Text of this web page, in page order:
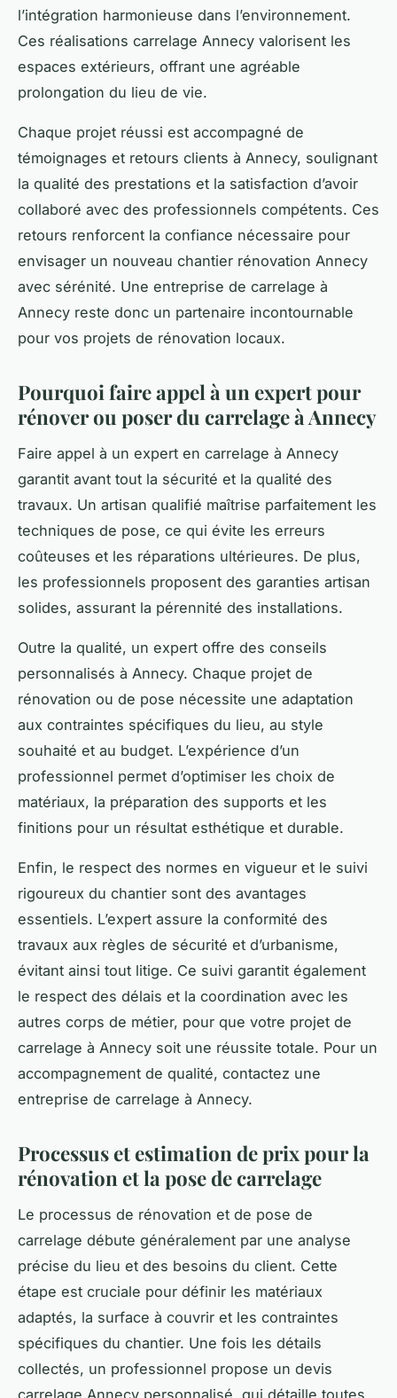
l’intégration harmonieuse dans l’environnement.
Ces réalisations carrelage Annecy valorisent les
espaces extérieurs, offrant une agréable
prolongation du lieu de vie.
Chaque projet réussi est accompagné de
témoignages et retours clients à Annecy, soulignant
la qualité des prestations et la satisfaction d’avoir
collaboré avec des professionnels compétents. Ces
retours renforcent la confiance nécessaire pour
envisager un nouveau chantier rénovation Annecy
avec sérénité. Une entreprise de carrelage à
Annecy reste donc un partenaire incontournable
pour vos projets de rénovation locaux.
Pourquoi faire appel à un expert pour
rénover ou poser du carrelage à Annecy
Faire appel à un expert en carrelage à Annecy
garantit avant tout la sécurité et la qualité des
travaux. Un artisan qualifié maîtrise parfaitement les
techniques de pose, ce qui évite les erreurs
coûteuses et les réparations ultérieures. De plus,
les professionnels proposent des garanties artisan
solides, assurant la pérennité des installations.
Outre la qualité, un expert offre des conseils
personnalisés à Annecy. Chaque projet de
rénovation ou de pose nécessite une adaptation
aux contraintes spécifiques du lieu, au style
souhaité et au budget. L’expérience d’un
professionnel permet d’optimiser les choix de
matériaux, la préparation des supports et les
finitions pour un résultat esthétique et durable.
Enfin, le respect des normes en vigueur et le suivi
rigoureux du chantier sont des avantages
essentiels. L’expert assure la conformité des
travaux aux règles de sécurité et d’urbanisme,
évitant ainsi tout litige. Ce suivi garantit également
le respect des délais et la coordination avec les
autres corps de métier, pour que votre projet de
carrelage à Annecy soit une réussite totale. Pour un
accompagnement de qualité, contactez une
entreprise de carrelage à Annecy.
Processus et estimation de prix pour la
rénovation et la pose de carrelage
Le processus de rénovation et de pose de
carrelage débute généralement par une analyse
précise du lieu et des besoins du client. Cette
étape est cruciale pour définir les matériaux
adaptés, la surface à couvrir et les contraintes
spécifiques du chantier. Une fois les détails
collectés, un professionnel propose un devis
carrelage Annecy personnalisé, qui détaille toutes